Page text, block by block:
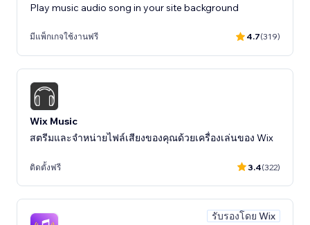
Play music audio song in your site background
มีแพ็กเกจใช้งานฟรี 4.7(319)
Wix Music
สตรีมและจำหน่ายไฟล์เสียงของคุณด้วยเครื่องเล่นของ Wix
ติดตั้งฟรี 3.4(322)
รับรองโดย Wix